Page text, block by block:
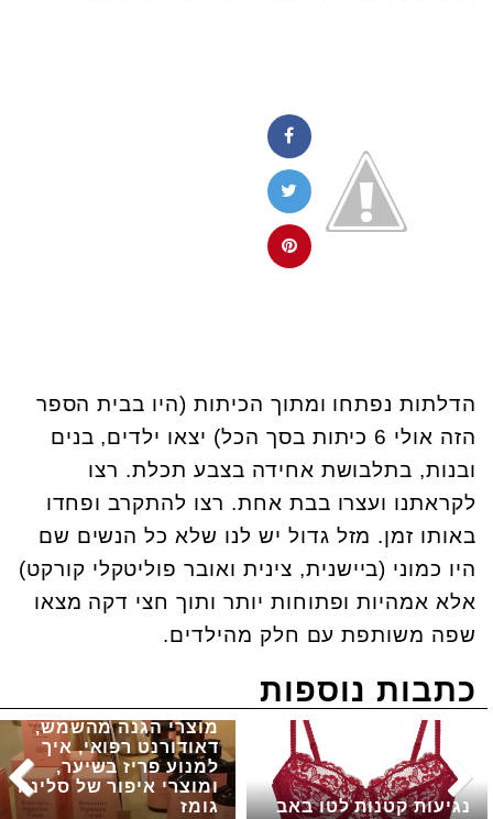
הדלתות נפתחו ומתוך הכיתות (היו בבית הספר
הזה אולי 6 כיתות בסך הכל) יצאו ילדים, בנים
ובנות, בתלבושת אחידה בצבע תכלת. רצו
לקראתנו ועצרו בבת אחת. רצו להתקרב ופחדו
באותו זמן. מזל גדול יש לנו שלא כל הנשים שם
היו כמוני (ביישנית, צינית ואובר פוליטקלי קורקט)
אלא אמהיות ופתוחות יותר ותוך חצי דקה מצאו
שפה משותפת עם חלק מהילדים.
כתבות נוספות
מוצרי הגנה מהשמש,
דאודורנט רפואי, איך
למנוע פריז בשיער,
ומוצרי איפור של סלינה
גומז
נגיעות קטנות לטו באב